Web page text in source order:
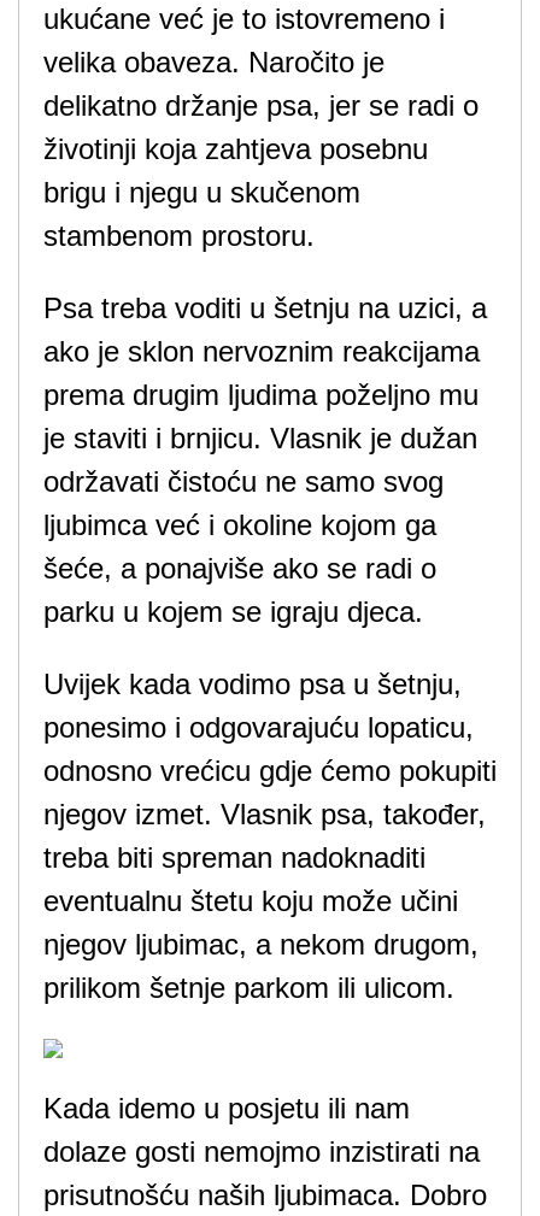
ukućane već je to istovremeno i
velika obaveza. Naročito je
delikatno držanje psa, jer se radi o
životinji koja zahtjeva posebnu
brigu i njegu u skučenom
stambenom prostoru.
Psa treba voditi u šetnju na uzici, a
ako je sklon nervoznim reakcijama
prema drugim ljudima poželjno mu
je staviti i brnjicu. Vlasnik je dužan
održavati čistoću ne samo svog
ljubimca već i okoline kojom ga
šeće, a ponajviše ako se radi o
parku u kojem se igraju djeca.
Uvijek kada vodimo psa u šetnju,
ponesimo i odgovarajuću lopaticu,
odnosno vrećicu gdje ćemo pokupiti
njegov izmet. Vlasnik psa, također,
treba biti spreman nadoknaditi
eventualnu štetu koju može učini
njegov ljubimac, a nekom drugom,
prilikom šetnje parkom ili ulicom.
Kada idemo u posjetu ili nam
dolaze gosti nemojmo inzistirati na
prisutnošću naših ljubimaca. Dobro